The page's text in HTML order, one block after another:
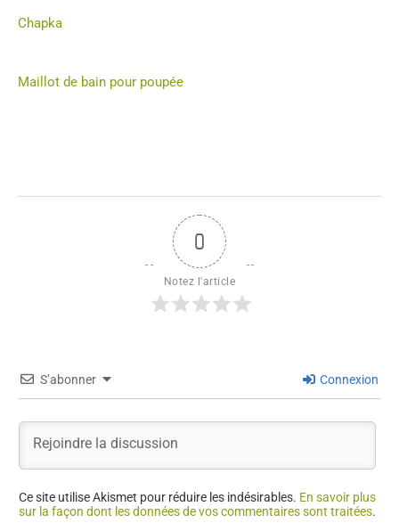
Chapka
Maillot de bain pour poupée
0
Notez l'article
S’abonner Connexion
Ce site utilise Akismet pour réduire les indésirables. En savoir plus
sur la façon dont les données de vos commentaires sont traitées.